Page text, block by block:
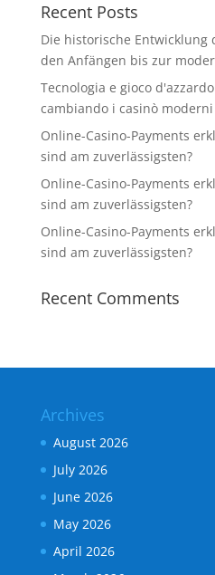
Recent Posts
Die historische Entwicklung
den Anfängen bis zur
Tecnologia e gioco
cambiando i casinò moderni
Online-Casino-Payments
sind am zuverlässigsten?
Online-Casino-Payments
sind am zuverlässigsten?
Online-Casino-Payments
sind am zuverlässigsten?
Recent Comments
Archives
August 2026
July 2026
June 2026
May 2026
April 2026